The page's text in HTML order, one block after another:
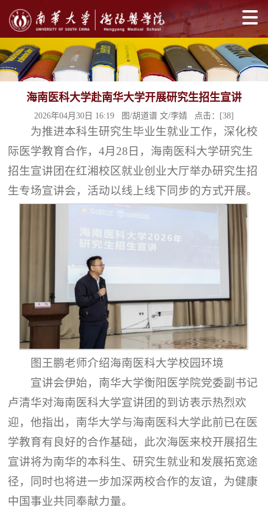
海南医科大学赴南华大学开展研究生招生宣讲
2026年04月30日 16:19 图/胡道谱 文/李婧 点击：[38]
为推进本科生研究生毕业生就业工作，深化校
际医学教育合作，4月28日，海南医科大学研究生
招生宣讲团在红湘校区就业创业大厅举办研究生招
生专场宣讲会，活动以线上线下同步的方式开展。
图王鹏老师介绍海南医科大学校园环境
宣讲会伊始，南华大学衡阳医学院党委副书记
卢清华对海南医科大学宣讲团的到访表示热烈欢
迎，他指出，南华大学与海南医科大学此前已在医
学教育有良好的合作基础，此次海医来校开展招生
宣讲将为南华的本科生、研究生就业和发展拓宽途
径，同时也将进一步加深两校合作的友谊，为健康
中国事业共同奉献力量。